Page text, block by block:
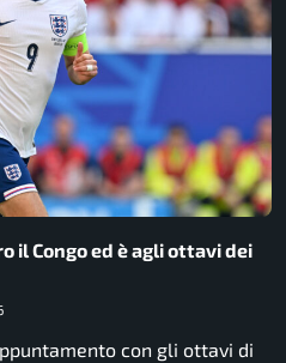
il Congo ed è agli ottavi dei
con gli ottavi di